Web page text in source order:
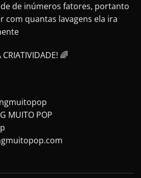
de inúmeros fatores, portanto
com quantas lavagens ela ira
CRIATIVIDADE! 🌈
MUITO POP